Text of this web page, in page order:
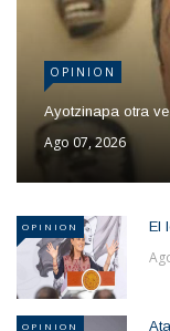
OPINION
Ayotzinapa otra
Ago 07, 2026
OPINION El
OPINION